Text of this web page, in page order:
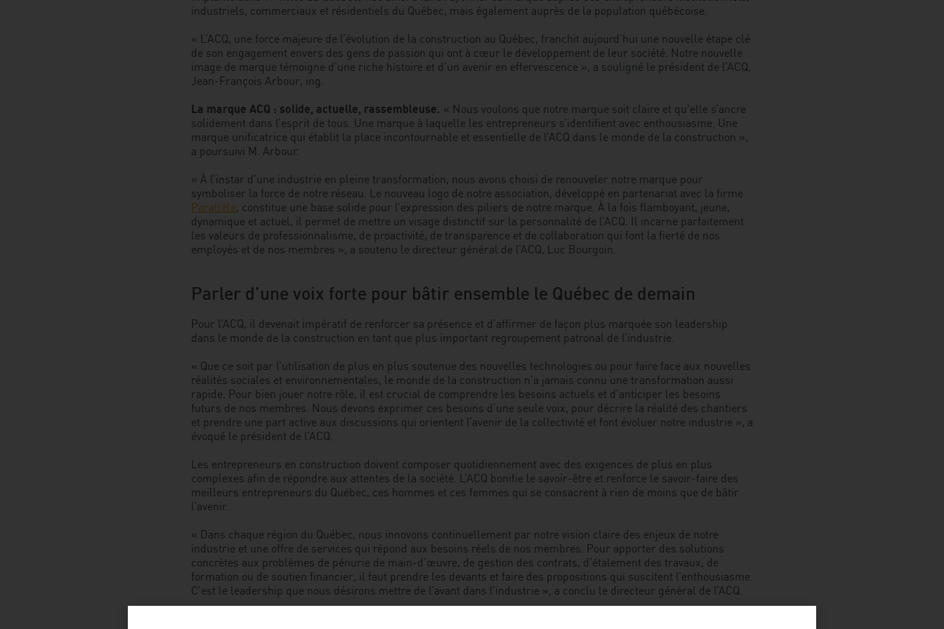
industriels, commerciaux et résidentiels du Québec, mais également auprès de la population québécoise.
« L’ACQ, une force majeure de l’évolution de la construction au Québec, franchit aujourd’hui une nouvelle étape clé
de son engagement envers des gens de passion qui ont à cœur le développement de leur société. Notre nouvelle
image de marque témoigne d’une riche histoire et d’un avenir en effervescence », a souligné le président de l’ACQ,
Jean-François Arbour, ing.
La marque ACQ : solide, actuelle, rassembleuse. « Nous voulons que notre marque soit claire et qu’elle s’ancre
solidement dans l’esprit de tous. Une marque à laquelle les entrepreneurs s’identifient avec enthousiasme. Une
marque unificatrice qui établit la place incontournable et essentielle de l’ACQ dans le monde de la construction »,
a poursuivi M. Arbour.
« À l’instar d’une industrie en pleine transformation, nous avons choisi de renouveler notre marque pour
symboliser la force de notre réseau. Le nouveau logo de notre association, développé en partenariat avec la firme
Parallèle, constitue une base solide pour l’expression des piliers de notre marque. À la fois flamboyant, jeune,
dynamique et actuel, il permet de mettre un visage distinctif sur la personnalité de l’ACQ. Il incarne parfaitement
les valeurs de professionnalisme, de proactivité, de transparence et de collaboration qui font la fierté de nos
employés et de nos membres », a soutenu le directeur général de l’ACQ, Luc Bourgoin.
Parler d’une voix forte pour bâtir ensemble le Québec de demain
Pour l’ACQ, il devenait impératif de renforcer sa présence et d’affirmer de façon plus marquée son leadership
dans le monde de la construction en tant que plus important regroupement patronal de l’industrie.
« Que ce soit par l’utilisation de plus en plus soutenue des nouvelles technologies ou pour faire face aux nouvelles
réalités sociales et environnementales, le monde de la construction n’a jamais connu une transformation aussi
rapide. Pour bien jouer notre rôle, il est crucial de comprendre les besoins actuels et d’anticiper les besoins
futurs de nos membres. Nous devons exprimer ces besoins d’une seule voix, pour décrire la réalité des chantiers
et prendre une part active aux discussions qui orientent l’avenir de la collectivité et font évoluer notre industrie », a
évoqué le président de l’ACQ.
Les entrepreneurs en construction doivent composer quotidiennement avec des exigences de plus en plus
complexes afin de répondre aux attentes de la société. L’ACQ bonifie le savoir-être et renforce le savoir-faire des
meilleurs entrepreneurs du Québec, ces hommes et ces femmes qui se consacrent à rien de moins que de bâtir
l’avenir.
« Dans chaque région du Québec, nous innovons continuellement par notre vision claire des enjeux de notre
industrie et une offre de services qui répond aux besoins réels de nos membres. Pour apporter des solutions
concrètes aux problèmes de pénurie de main-d’œuvre, de gestion des contrats, d’étalement des travaux, de
formation ou de soutien financier, il faut prendre les devants et faire des propositions qui suscitent l’enthousiasme.
C’est le leadership que nous désirons mettre de l’avant dans l’industrie », a conclu le directeur général de l’ACQ.